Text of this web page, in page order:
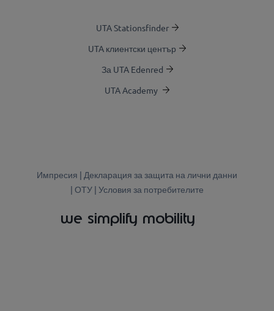
UTA Stationsfinder
UTA клиентски център
За UTA Edenred
UTA Academy
Импресия | Декларация за защита на лични данни
| ОТУ | Условия за потребителите
we simplify mobility